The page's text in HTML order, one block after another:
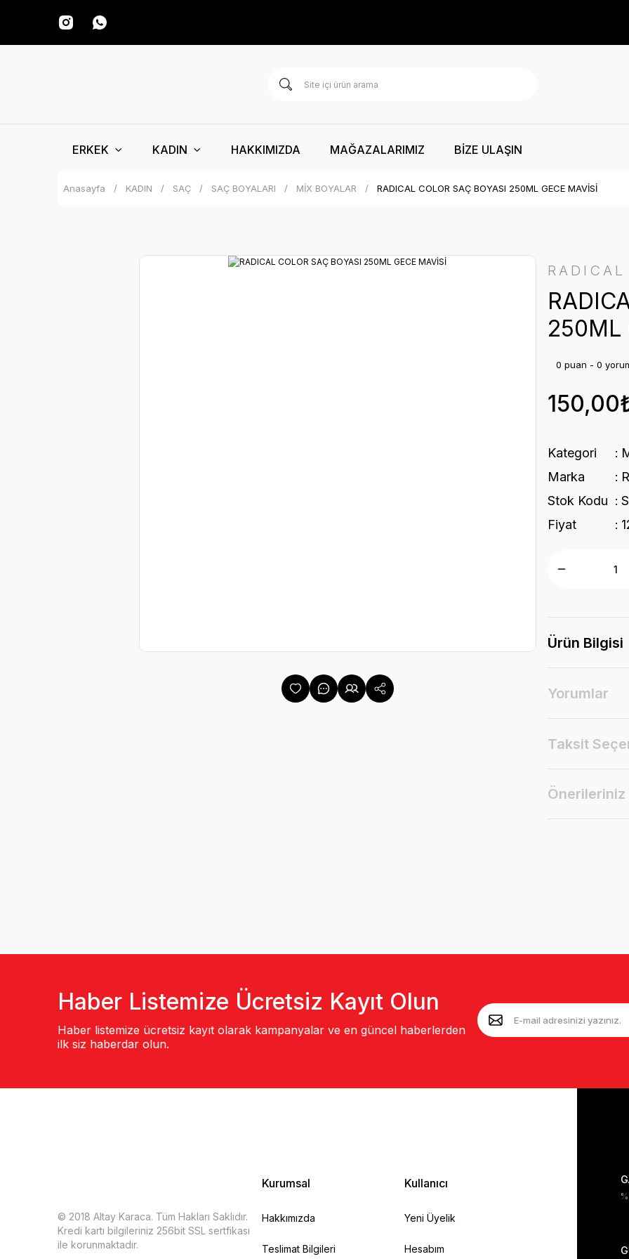
ERKEK KADIN HAKKIMIZDA MAĞAZALARIMIZ BİZE ULAŞIN
Anasayfa KADIN SAÇ SAÇ BOYALARI MİX BOYALAR RADICAL COLOR SAÇ BOYASI 250ML GECE MAVİSİ
RADICAL
250ML
0 puan - 0
Kategori
Marka
Stok Kodu
Fiyat
Ürün Bilgisi
Yorumlar
Taksit
Önerileriniz
Haber Listemize Ücretsiz Kayıt Olun
Haber listemize ücretsiz kayıt olarak kampanyalar ve en güncel haberlerden
ilk siz haberdar olun.
© 2018 Altay Karaca. Tüm Hakları Saklıdır.
Kredi kartı bilgileriniz 256bit SSL sertfikası
ile korunmaktadır.
Kurumsal
Hakkımızda
Teslimat Bilgileri
Kullanıcı
Yeni Üyelik
Hesabım